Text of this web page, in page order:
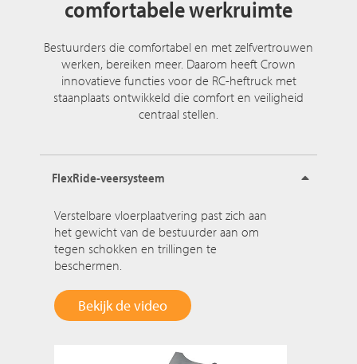
comfortabele werkruimte
Bestuurders die comfortabel en met zelfvertrouwen
werken, bereiken meer. Daarom heeft Crown
innovatieve functies voor de RC-heftruck met
staanplaats ontwikkeld die comfort en veiligheid
centraal stellen.
FlexRide-veersysteem
Verstelbare vloerplaatvering past zich aan
het gewicht van de bestuurder aan om
tegen schokken en trillingen te
beschermen.
Bekijk de video